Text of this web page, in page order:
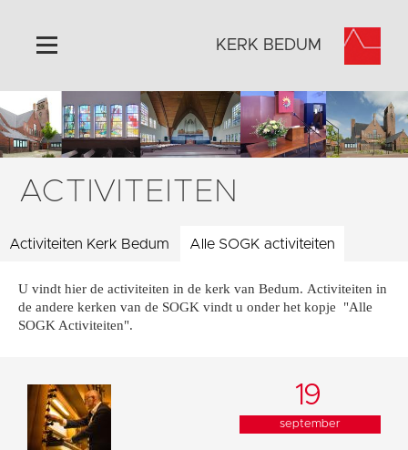
Home
Algemeen
Historie
Activiteiten
Contact
Vaktaal
KERK BEDUM
ACTIVITEITEN
Activiteiten Kerk Bedum Alle SOGK activiteiten
U vindt hier de activiteiten in de kerk van Bedum. Activiteiten in
de andere kerken van de SOGK vindt u onder het kopje "Alle
SOGK Activiteiten".
19
september